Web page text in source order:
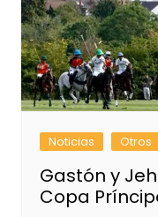
Noticias Otros
Gastón y
Copa